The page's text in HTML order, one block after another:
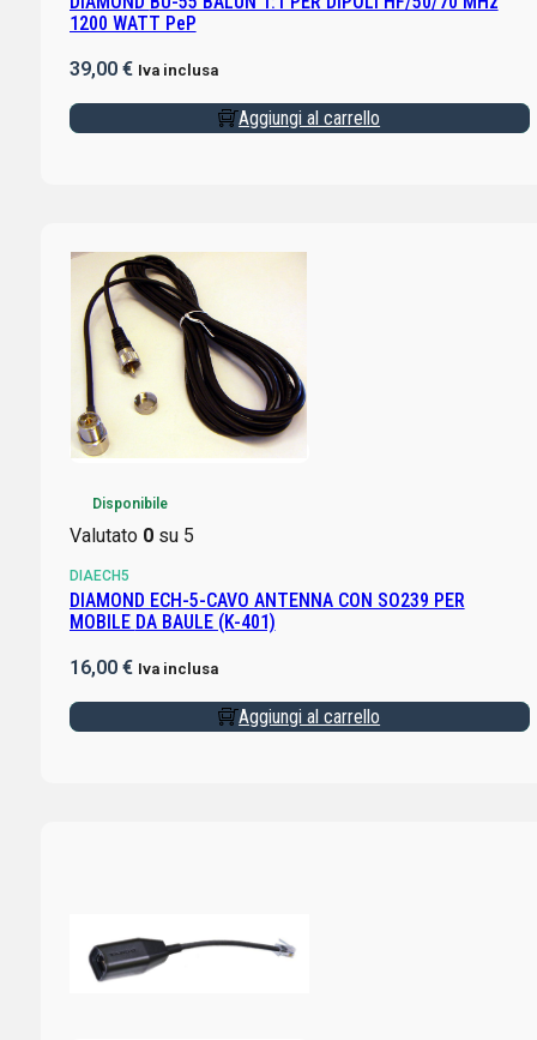
1200 WATT PeP
39,00 € Iva inclusa
Aggiungi al carrello
Disponibile
Valutato 0su 5
DIAECH5
DIAMOND ECH-5-CAVO ANTENNA CON SO239 PER
MOBILE DA BAULE (K-401)
16,00 € Iva inclusa
Aggiungi al carrello